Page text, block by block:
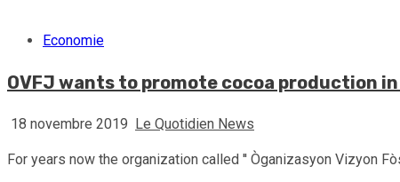
Economie
OVFJ wants to promote cocoa production
18 novembre 2019 Le Quotidien News
For years now the organization called '' Òganizasyon Vizyon